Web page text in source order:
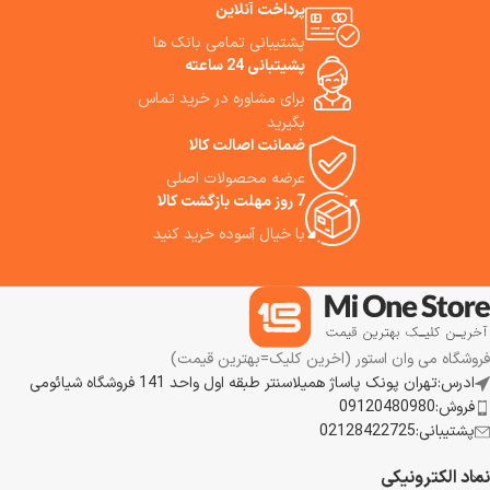
پرداخت آنلاین
پشتیبانی تمامی بانک ها
پشیتبانی 24 ساعته
برای مشاوره در خرید تماس
بگیرید
ضمانت اصالت کالا
عرضه محصولات اصلی
7 روز مهلت بازگشت کالا
با خیال آسوده خرید کنید
فروشگاه می وان استور (اخرین کلیک=بهترین قیمت)
ادرس:تهران پونک پاساژ همیلاسنتر طبقه اول واحد 141 فروشگاه شیائومی
فروش:09120480980
پشتیبانی:02128422725
نماد الکترونیکی